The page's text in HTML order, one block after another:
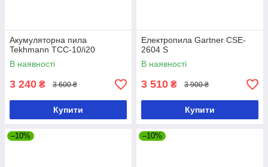
Акумуляторна пила
Tekhmann TCC-10/i20
В наявності
3 240 ₴ 3 600 ₴
Купити
Електропила Gartner CSE-
2604 S
В наявності
3 510 ₴ 3 900 ₴
Купити
–10% –10%